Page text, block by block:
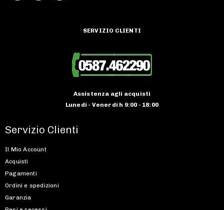
SERVIZIO CLIENTI
Assistenza agli acquisti
Lunedi - Venerdi h 9:00 - 18:00
Servizio Clienti
Il Mio Account
Acquisti
Pagamenti
Ordini e spedizioni
Garanzia